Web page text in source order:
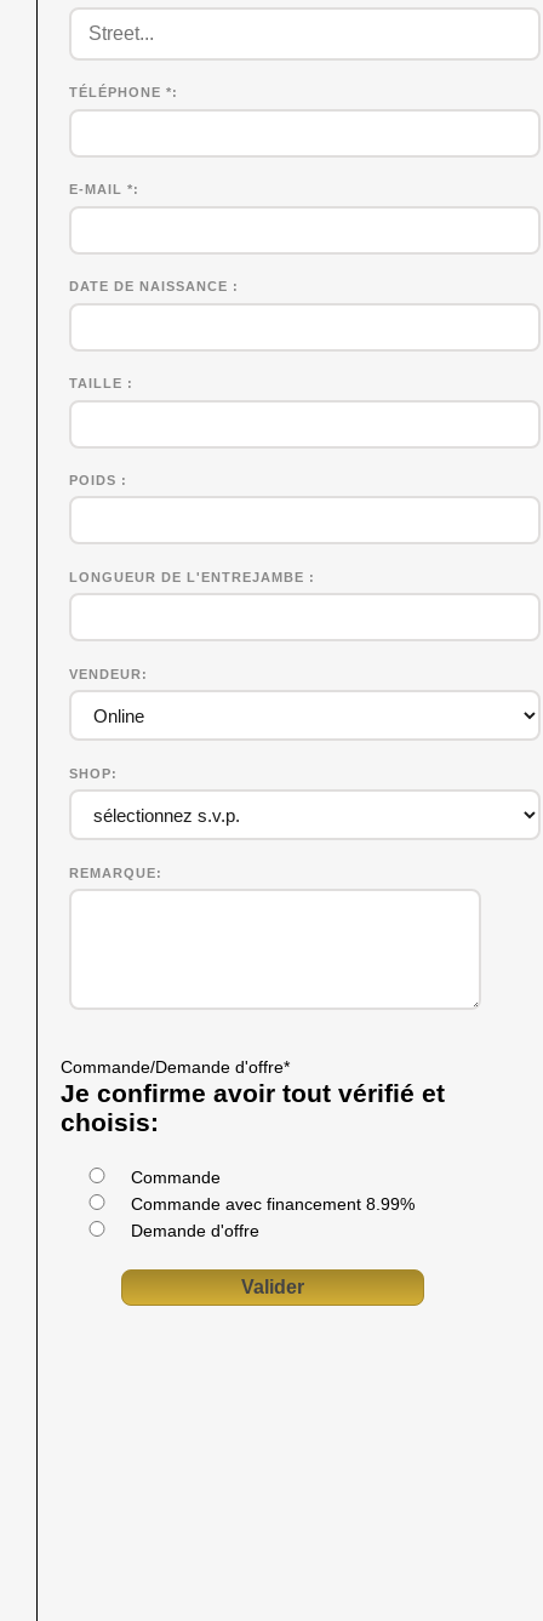
TÉLÉPHONE *
E-MAIL *
DATE DE NAISSANCE
TAILLE
POIDS
LONGUEUR DE L'ENTREJAMBE
VENDEUR
SHOP
REMARQUE
Commande/Demande d'offre*
Je confirme avoir tout vérifié et
choisis:
Commande
Commande avec financement 8.99%
Demande d'offre